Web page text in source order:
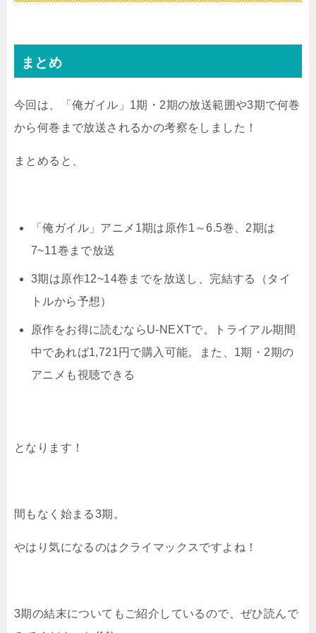
まとめ
今回は、「俺ガイル」1期・2期の放送範囲や3期で何巻
から何巻まで放送されるかの考察をしました！
まとめると、
「俺ガイル」アニメ1期は原作1～6.5巻、2期は
7~11巻まで放送
3期は原作12~14巻までを放送し、完結する（タイ
トルから予想）
原作をお得に読むならU-NEXTで。トライアル期間
中であれば1,721円で購入可能。また、1期・2期の
アニメも視聴できる
となります！
間もなく始まる3期。
やはり気になるのはクライマックスですよね！
3期の結末についてもご紹介しているので、ぜひ読んで